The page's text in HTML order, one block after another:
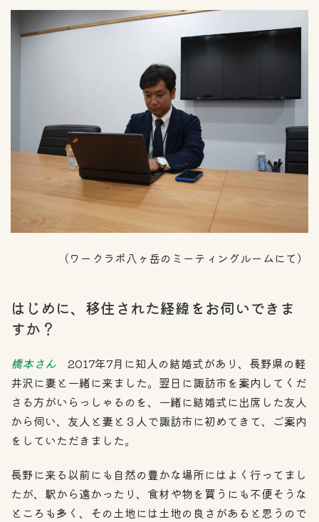
（ワークラボ八ヶ岳のミーティングルームにて）
はじめに、移住された経緯をお伺いできま
すか？
橋本さん 2017年7月に知人の結婚式があり、長野県の軽
井沢に妻と一緒に来ました。翌日に諏訪市を案内してくだ
さる方がいらっしゃるのを、一緒に結婚式に出席した友人
から伺い、友人と妻と３人で諏訪市に初めてきて、ご案内
をしていただきました。
長野に来る以前にも自然の豊かな場所にはよく行ってまし
たが、駅から遠かったり、食材や物を買うにも不便そうな
ところも多く、その土地には土地の良さがあると思うので